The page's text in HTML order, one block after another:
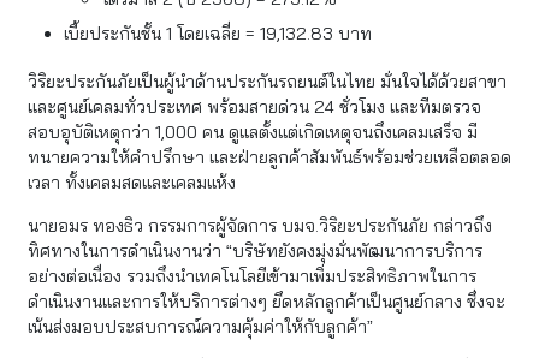
เบี้ยประกันชั้น 1 โดยเฉลี่ย = 19,132.83 บาท
วิริยะประกันภัยเป็นผู้นำด้านประกันรถยนต์ในไทย มั่นใจได้ด้วยสาขา
และศูนย์เคลมทั่วประเทศ พร้อมสายด่วน 24 ชั่วโมง และทีมตรวจ
สอบอุบัติเหตุกว่า 1,000 คน ดูแลตั้งแต่เกิดเหตุจนถึงเคลมเสร็จ มี
ทนายความให้คำปรึกษา และฝ่ายลูกค้าสัมพันธ์พร้อมช่วยเหลือตลอด
เวลา ทั้งเคลมสดและเคลมแห้ง
นายอมร ทองธิว กรรมการผู้จัดการ บมจ.วิริยะประกันภัย กล่าวถึง
ทิศทางในการดำเนินงานว่า “บริษัทยังคงมุ่งมั่นพัฒนาการบริการ
อย่างต่อเนื่อง รวมถึงนำเทคโนโลยีเข้ามาเพิ่มประสิทธิภาพในการ
ดำเนินงานและการให้บริการต่างๆ ยึดหลักลูกค้าเป็นศูนย์กลาง ซึ่งจะ
เน้นส่งมอบประสบการณ์ความคุ้มค่าให้กับลูกค้า”